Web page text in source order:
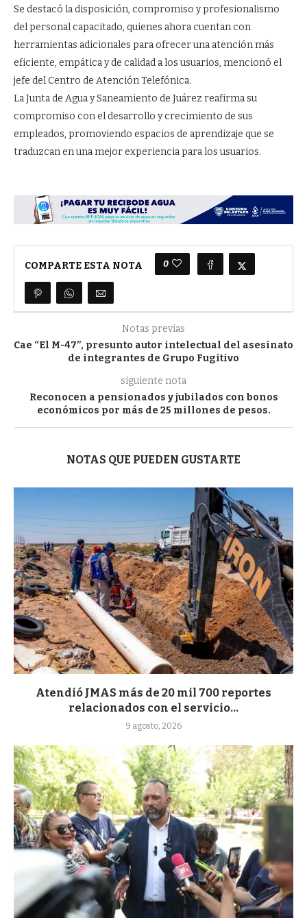
Se destacó la disposición, compromiso y profesionalismo
del personal capacitado, quienes ahora cuentan con
herramientas adicionales para ofrecer una atención más
eficiente, empática y de calidad a los usuarios, mencionó el
jefe del Centro de Atención Telefónica.
La Junta de Agua y Saneamiento de Juárez reafirma su
compromiso con el desarrollo y crecimiento de sus
empleados, promoviendo espacios de aprendizaje que se
traduzcan en una mejor experiencia para los usuarios.
COMPARTE ESTA NOTA 0
Notas previas
Cae “El M-47”, presunto autor intelectual del asesinato
de integrantes de Grupo Fugitivo
siguiente nota
Reconocen a pensionados y jubilados con bonos
económicos por más de 25 millones de pesos.
NOTAS QUE PUEDEN GUSTARTE
Atendió JMAS más de 20 mil 700 reportes
relacionados con el servicio...
9 agosto, 2026